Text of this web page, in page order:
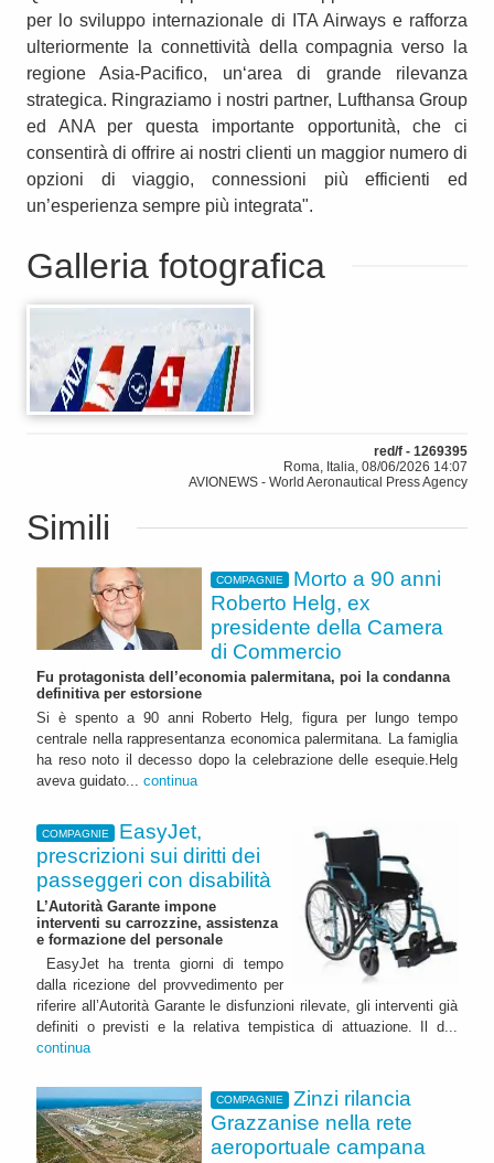
per lo sviluppo internazionale di ITA Airways e rafforza
ulteriormente la connettività della compagnia verso la
regione Asia-Pacifico, un‘area di grande rilevanza
strategica. Ringraziamo i nostri partner, Lufthansa Group
ed ANA per questa importante opportunità, che ci
consentirà di offrire ai nostri clienti un maggior numero di
opzioni di viaggio, connessioni più efficienti ed
un’esperienza sempre più integrata".
Galleria fotografica
red/f - 1269395
Roma, Italia, 08/06/2026 14:07
AVIONEWS - World Aeronautical Press Agency
Simili
COMPAGNIE
Morto a 90 anni
Roberto Helg, ex
presidente della Camera
di Commercio
Fu protagonista dell’economia palermitana, poi la condanna
definitiva per estorsione
Si è spento a 90 anni Roberto Helg, figura per lungo tempo
centrale nella rappresentanza economica palermitana. La famiglia
ha reso noto il decesso dopo la celebrazione delle esequie.Helg
aveva guidato... continua
COMPAGNIE
EasyJet,
prescrizioni sui diritti dei
passeggeri con disabilità
L’Autorità Garante impone
interventi su carrozzine, assistenza
e formazione del personale
EasyJet ha trenta giorni di tempo
dalla ricezione del provvedimento per
riferire all’Autorità Garante le disfunzioni rilevate, gli interventi già
definiti o previsti e la relativa tempistica di attuazione. Il d...
continua
COMPAGNIE
Zinzi rilancia
Grazzanise nella rete
aeroportuale campana